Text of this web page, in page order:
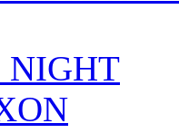
NIGHT